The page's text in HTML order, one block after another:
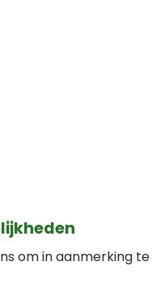
om in aanmerking te